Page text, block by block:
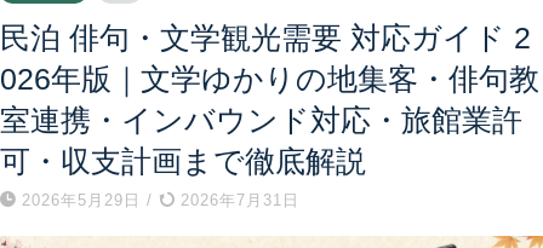
民泊 俳句・文学観光需要 対応ガイド 2
026年版｜文学ゆかりの地集客・俳句教
室連携・インバウンド対応・旅館業許
可・収支計画まで徹底解説
2026年5月29日 / 2026年7月31日